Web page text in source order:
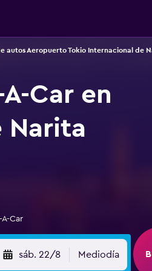
autos Aeropuerto Tokio Internacional de
Car en
Narita
Car
sáb. 22/8 Mediodía